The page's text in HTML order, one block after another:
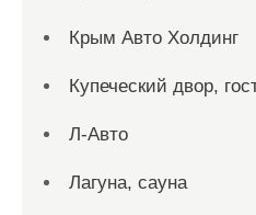
Крым Авто Холдинг
Купеческий двор,
Л-Авто
Лагуна, сауна